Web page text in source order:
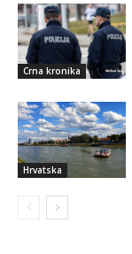
Crna kronika
Hrvatska